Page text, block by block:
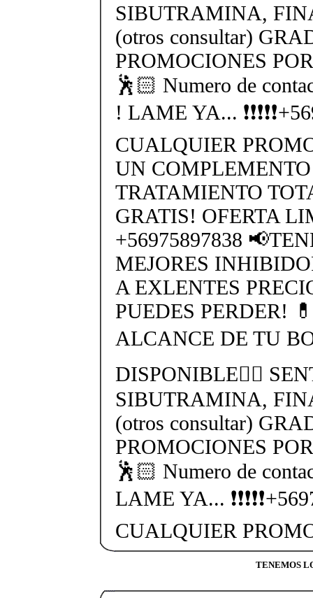
SIBUTRAMINA,
(otros consultar)
PROMOCIONES
🕺🏻 Numero de
! LAME YA...
CUALQUIER
UN
TRATAMIENTO
GRATIS! OFERTA
+56975897838
MEJORES
A EXLENTES
PUEDES PERDER!
ALCANCE DE TU
DISPONIBLE👉🏻
SIBUTRAMINA,
(otros consultar)
PROMOCIONES
🕺🏻 Numero de
LAME YA...
CUALQUIER
TENEMOS